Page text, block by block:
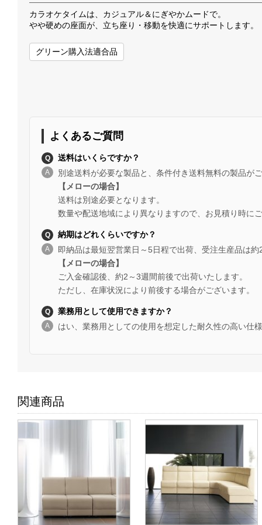
カラオケタイムは、カジュアル＆にぎやかムードで。
やや硬めの座面が、立ち座り・移動を快適にサポートします。
グリーン購入法適合品
よくあるご質問
送料はいくらですか？
別途送料が必要な製品と、条件付き送料無料の製品が
【メローの場合】
送料は別途必要となります。
数量や配送地域により異なりますので、お見積り時に
納期はどれくらいですか？
即納品は最短翌営業日～5日程で出荷、受注生産品は
【メローの場合】
ご入金確認後、約2～3週間前後で出荷いたします。
ただし、在庫状況により前後する場合がございます。
業務用として使用できますか？
はい、業務用としての使用を想定した耐久性の高い仕
関連商品